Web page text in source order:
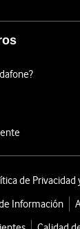
de Privacidad
Información